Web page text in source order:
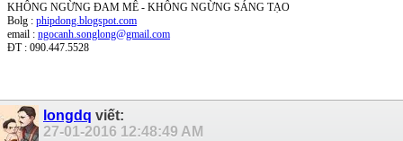
KHÔNG NGỪNG ĐAM MÊ - KHÔNG NGỪNG SÁNG TẠO
Bolg : phipdong.blogspot.com
email : ngocanh.songlong@gmail.com
ĐT : 090.447.5528
longdq viết:
27-01-2016 12:48:49 AM